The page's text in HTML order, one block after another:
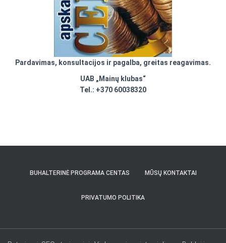
Pardavimas, konsultacijos ir pagalba, greitas reagavimas.
UAB „Mainų klubas“
Tel.: +370 60038320
BUHALTERINĖ PROGRAMA CENTAS MŪSŲ KONTAKTAI
PRIVATUMO POLITIKA